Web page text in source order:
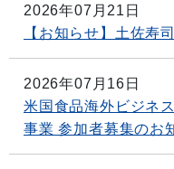
2026年07月21日
【お知らせ】土佐寿
2026年07月16日
米国食品海外ビジネ
事業 参加者募集のお